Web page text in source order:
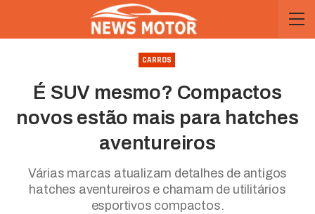
CARROS
É SUV mesmo? Compactos
novos estão mais para hatches
aventureiros
Várias marcas atualizam detalhes de antigos
hatches aventureiros e chamam de utilitários
esportivos compactos.